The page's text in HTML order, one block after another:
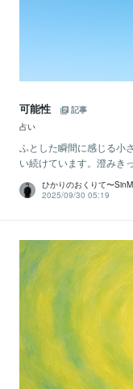
可能性
記事
占い
ふとした瞬間に感じる小
い続けています。澄みき
ひかりのおくりて〜
2025/09/30 05:19